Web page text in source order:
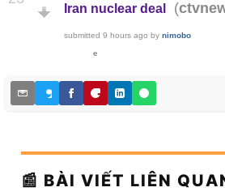
Iran nuclear deal (
submitted 9 hours ago by nimobo
e
📰 BÀI VIẾT LIÊN